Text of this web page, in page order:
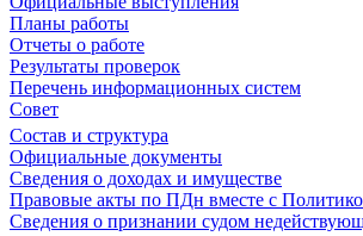
Планы работы
Отчеты о работе
Результаты проверок
Перечень информационных систем
Совет
Состав и структура
Официальные документы
Сведения о доходах и имуществе
Правовые акты по ПДн вместе с
Сведения о признании судом